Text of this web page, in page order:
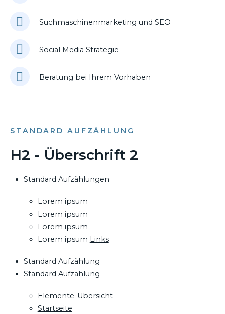
Suchmaschinenmarketing und SEO
Social Media Strategie
Beratung bei Ihrem Vorhaben
STANDARD AUFZÄHLUNG
H2 - Überschrift 2
Standard Aufzählungen
Lorem ipsum
Lorem ipsum
Lorem ipsum
Lorem ipsum Links
Standard Aufzählung
Standard Aufzählung
Elemente-Übersicht
Startseite